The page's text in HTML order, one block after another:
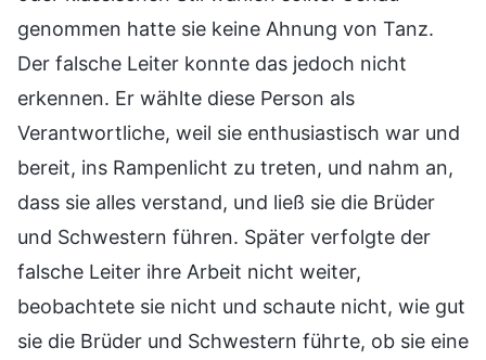
genommen hatte sie keine Ahnung von Tanz.
Der falsche Leiter konnte das jedoch nicht
erkennen. Er wählte diese Person als
Verantwortliche, weil sie enthusiastisch war und
bereit, ins Rampenlicht zu treten, und nahm an,
dass sie alles verstand, und ließ sie die Brüder
und Schwestern führen. Später verfolgte der
falsche Leiter ihre Arbeit nicht weiter,
beobachtete sie nicht und schaute nicht, wie gut
sie die Brüder und Schwestern führte, ob sie eine